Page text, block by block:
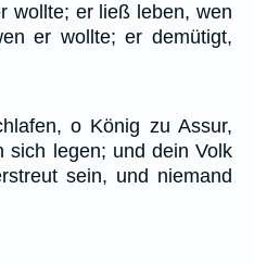
wollte; er ließ leben, wen
er wollte; er demütigt,
o König zu Assur,
sich legen; und dein Volk
sein, und niemand